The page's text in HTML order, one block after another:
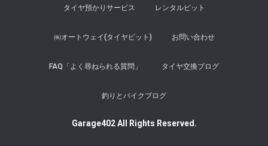
タイヤ預かりサービス レンタルピット
㈱オートウェイ(タイヤピット) お問い合わせ
FAQ「よく尋ねられる質問」 タイヤ交換ブログ
釣りとバイクブログ
Garage402 All Rights Reserved.